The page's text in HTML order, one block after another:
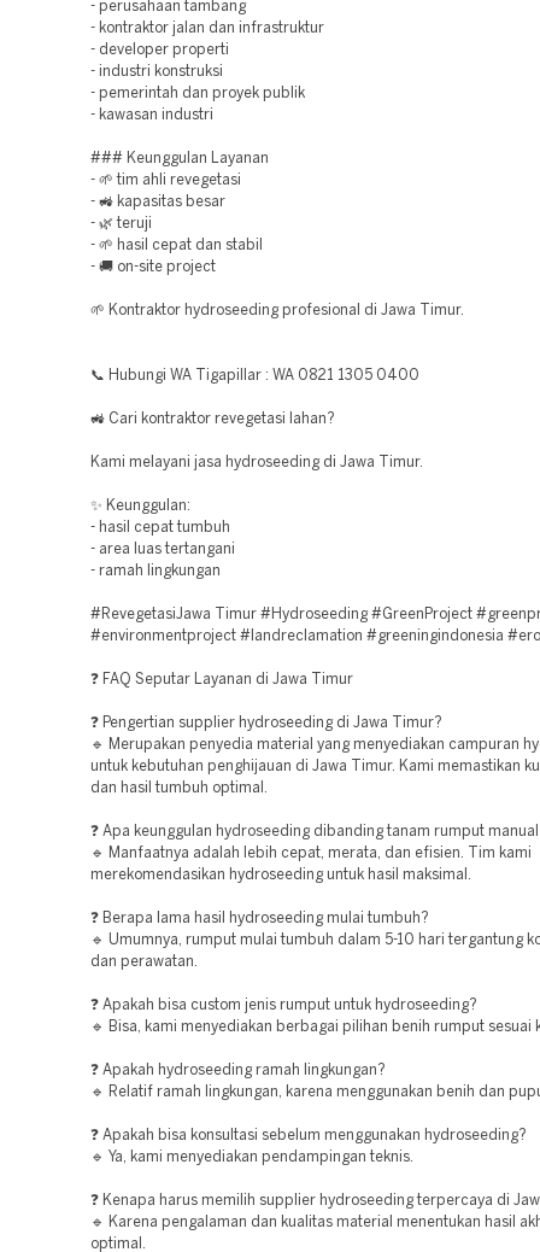
- perusahaan tambang
- kontraktor jalan dan infrastruktur
- developer properti
- industri konstruksi
- pemerintah dan proyek publik
- kawasan industri
### Keunggulan Layanan
- 🌱 tim ahli revegetasi
- 🚜 kapasitas besar
- 🌿 teruji
- 🌱 hasil cepat dan stabil
- 🚚 on-site project
🌱 Kontraktor hydroseeding profesional di Jawa Timur.
📞 Hubungi WA Tigapillar : WA 0821 1305 0400
🚜 Cari kontraktor revegetasi lahan?
Kami melayani jasa hydroseeding di Jawa Timur.
✨ Keunggulan:
- hasil cepat tumbuh
- area luas tertangani
- ramah lingkungan
#RevegetasiJawa Timur #Hydroseeding #GreenProject
#environmentproject #landreclamation #greeningindonesia
❓ FAQ Seputar Layanan di Jawa Timur
❓ Pengertian supplier hydroseeding di Jawa Timur?
🔹 Merupakan penyedia material yang menyediakan campuran
untuk kebutuhan penghijauan di Jawa Timur. Kami memastikan
dan hasil tumbuh optimal.
❓ Apa keunggulan hydroseeding dibanding tanam rumput
🔹 Manfaatnya adalah lebih cepat, merata, dan efisien. Tim kami
merekomendasikan hydroseeding untuk hasil maksimal.
❓ Berapa lama hasil hydroseeding mulai tumbuh?
🔹 Umumnya, rumput mulai tumbuh dalam 5-10 hari tergantung
dan perawatan.
❓ Apakah bisa custom jenis rumput untuk hydroseeding?
🔹 Bisa, kami menyediakan berbagai pilihan benih rumput sesuai
❓ Apakah hydroseeding ramah lingkungan?
🔹 Relatif ramah lingkungan, karena menggunakan benih dan
❓ Apakah bisa konsultasi sebelum menggunakan hydroseeding?
🔹 Ya, kami menyediakan pendampingan teknis.
❓ Kenapa harus memilih supplier hydroseeding terpercaya di
🔹 Karena pengalaman dan kualitas material menentukan hasil
optimal.